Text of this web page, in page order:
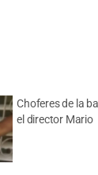
Choferes de la
el director Mario